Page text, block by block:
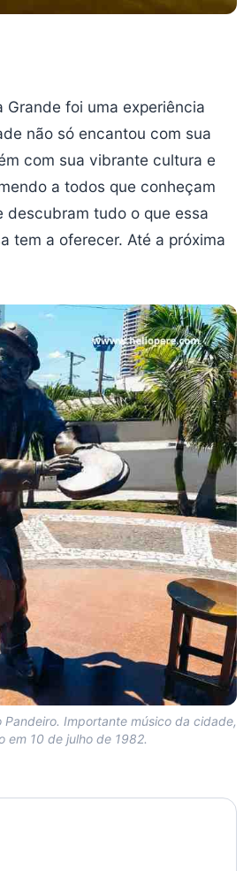
Grande foi uma experiência
não só encantou com sua
com sua vibrante cultura e
a todos que conheçam
descubram tudo o que essa
tem a oferecer. Até a próxima
Importante músico da cidade,
em 10 de julho de 1982.